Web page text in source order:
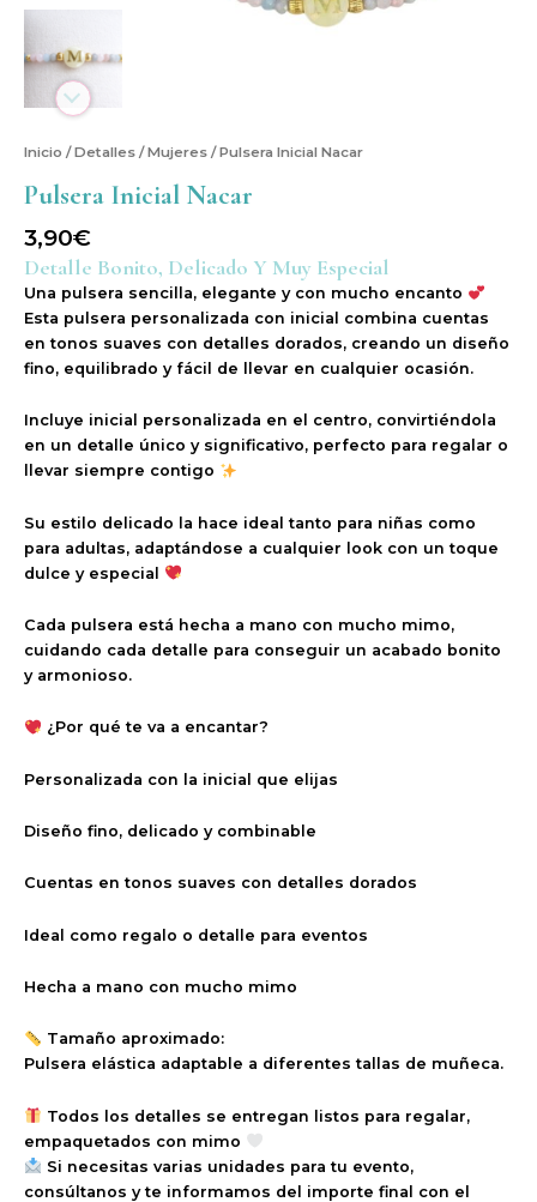
Inicio /Detalles /Mujeres / Pulsera Inicial Nacar
Pulsera Inicial Nacar
3,90€
Detalle Bonito, Delicado Y Muy Especial
Una pulsera sencilla, elegante y con mucho encanto
Esta pulsera personalizada con inicial combina cuentas
en tonos suaves con detalles dorados, creando un diseño
fino, equilibrado y fácil de llevar en cualquier ocasión.
Incluye inicial personalizada en el centro, convirtiéndola
en un detalle único y significativo, perfecto para regalar o
llevar siempre contigo
Su estilo delicado la hace ideal tanto para niñas como
para adultas, adaptándose a cualquier look con un toque
dulce y especial
Cada pulsera está hecha a mano con mucho mimo,
cuidando cada detalle para conseguir un acabado bonito
y armonioso.
¿Por qué te va a encantar?
Personalizada con la inicial que elijas
Diseño fino, delicado y combinable
Cuentas en tonos suaves con detalles dorados
Ideal como regalo o detalle para eventos
Hecha a mano con mucho mimo
Tamaño aproximado:
Pulsera elástica adaptable a diferentes tallas de muñeca.
Todos los detalles se entregan listos para regalar,
empaquetados con mimo
Si necesitas varias unidades para tu evento,
consúltanos y te informamos del importe final con el